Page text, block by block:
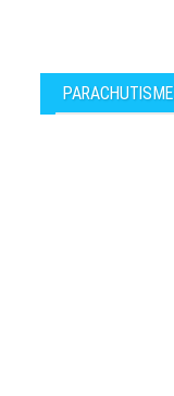
PARACHUTISME